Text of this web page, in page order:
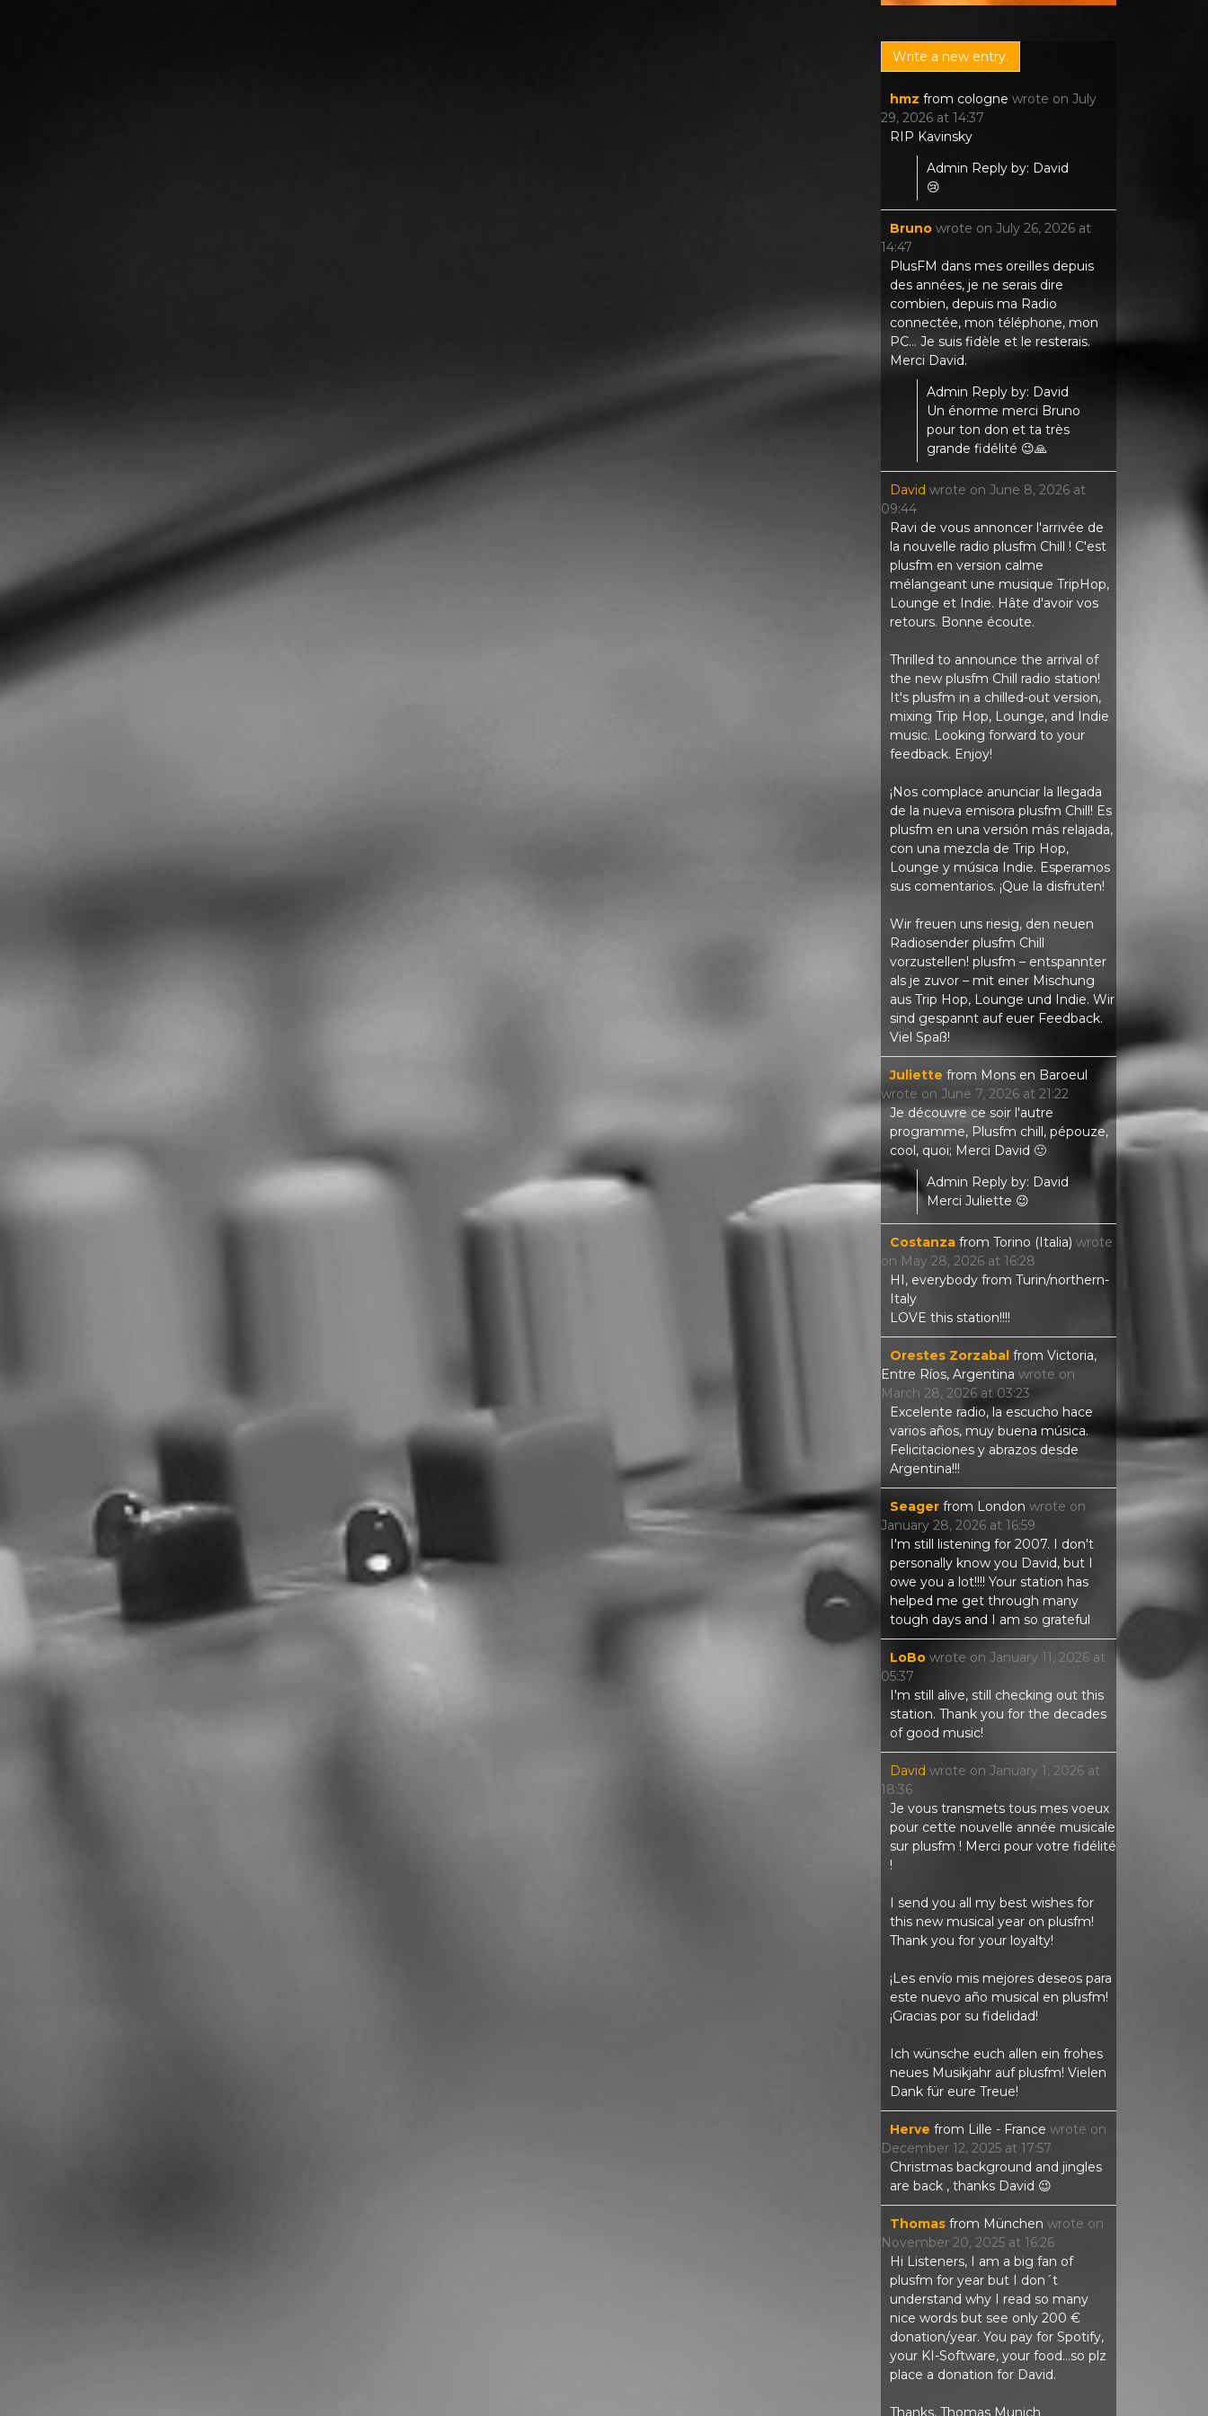
hmz from cologne wrote on July
29, 2026 at 14:37
RIP Kavinsky
Admin Reply by: David
😢
Bruno wrote on July 26, 2026 at
14:47
PlusFM dans mes oreilles depuis
des années, je ne serais dire
combien, depuis ma Radio
connectée, mon téléphone, mon
PC... Je suis fidèle et le resterais.
Merci David.
Admin Reply by: David
Un énorme merci Bruno
pour ton don et ta très
grande fidélité 😉🙏
David wrote on June 8, 2026 at
09:44
Ravi de vous annoncer l'arrivée de
la nouvelle radio plusfm Chill ! C'est
plusfm en version calme
mélangeant une musique TripHop,
Lounge et Indie. Hâte d'avoir vos
retours. Bonne écoute.
Thrilled to announce the arrival of
the new plusfm Chill radio station!
It's plusfm in a chilled-out version,
mixing Trip Hop, Lounge, and Indie
music. Looking forward to your
feedback. Enjoy!
¡Nos complace anunciar la llegada
de la nueva emisora ​​plusfm Chill! Es
plusfm en una versión más relajada,
con una mezcla de Trip Hop,
Lounge y música Indie. Esperamos
sus comentarios. ¡Que la disfruten!
Wir freuen uns riesig, den neuen
Radiosender plusfm Chill
vorzustellen! plusfm – entspannter
als je zuvor – mit einer Mischung
aus Trip Hop, Lounge und Indie. Wir
sind gespannt auf euer Feedback.
Viel Spaß!
Juliette from Mons en Baroeul
wrote on June 7, 2026 at 21:22
Je découvre ce soir l'autre
programme, Plusfm chill, pépouze,
cool, quoi; Merci David 🙂
Admin Reply by: David
Merci Juliette 😉
Costanza from Torino (Italia) wrote
on May 28, 2026 at 16:28
HI, everybody from Turin/northern-
Italy
LOVE this station!!!!
Orestes Zorzabal from Victoria,
Entre Ríos, Argentina wrote on
March 28, 2026 at 03:23
Excelente radio, la escucho hace
varios años, muy buena música.
Felicitaciones y abrazos desde
Argentina!!!
Seager from London wrote on
January 28, 2026 at 16:59
I'm still listening for 2007. I don't
personally know you David, but I
owe you a lot!!!! Your station has
helped me get through many
tough days and I am so grateful
LoBo wrote on January 11, 2026 at
05:37
I'm still alive, still checking out this
station. Thank you for the decades
of good music!
David wrote on January 1, 2026 at
18:36
Je vous transmets tous mes voeux
pour cette nouvelle année musicale
sur plusfm ! Merci pour votre fidélité
!
I send you all my best wishes for
this new musical year on plusfm!
Thank you for your loyalty!
¡Les envío mis mejores deseos para
este nuevo año musical en plusfm!
¡Gracias por su fidelidad!
Ich wünsche euch allen ein frohes
neues Musikjahr auf plusfm! Vielen
Dank für eure Treue!
Herve from Lille - France wrote on
December 12, 2025 at 17:57
Christmas background and jingles
are back , thanks David 😉
Thomas from München wrote on
November 20, 2025 at 16:26
Hi Listeners, I am a big fan of
plusfm for year but I don´t
understand why I read so many
nice words but see only 200 €
donation/year. You pay for Spotify,
your KI-Software, your food...so plz
place a donation for David.
Thanks, Thomas Munich